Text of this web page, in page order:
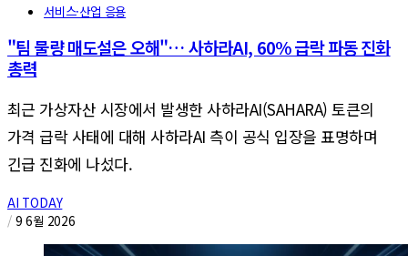
서비스·산업 응용
"팀 물량 매도설은 오해"… 사하라AI, 60% 급락 파동 진화
총력
최근 가상자산 시장에서 발생한 사하라AI(SAHARA) 토큰의
가격 급락 사태에 대해 사하라AI 측이 공식 입장을 표명하며
긴급 진화에 나섰다.
AI TODAY
/ 9 6월 2026